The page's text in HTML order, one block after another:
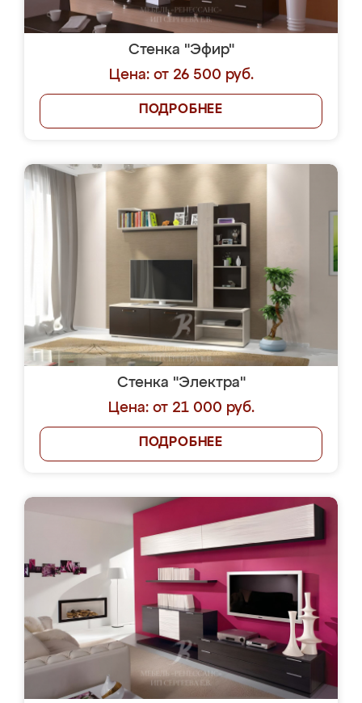
Стенка "Эфир"
Цена: от 26 500 руб.
ПОДРОБНЕЕ
Стенка "Электра"
Цена: от 21 000 руб.
ПОДРОБНЕЕ